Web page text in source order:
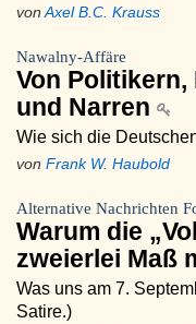
von Axel B.C. Krauss
Nawalny-Affäre
Von
und Narren
Wie sich die
von Frank W. Haubold
Alternative Nachrichten
Warum die
zweierlei Maß
Was uns am 7.
Satire.)